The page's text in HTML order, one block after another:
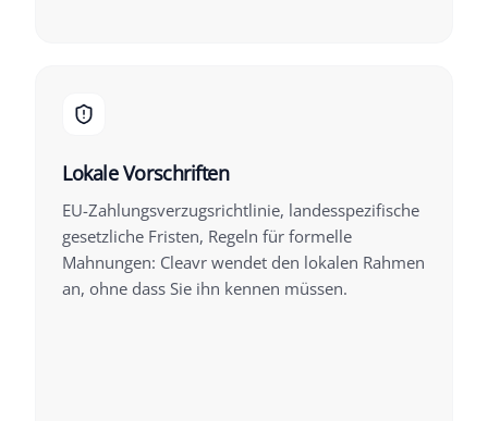
Lokale Vorschriften
EU-Zahlungsverzugsrichtlinie, landesspezifische
gesetzliche Fristen, Regeln für formelle
Mahnungen: Cleavr wendet den lokalen Rahmen
an, ohne dass Sie ihn kennen müssen.